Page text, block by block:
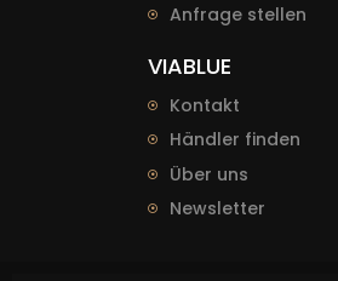
Anfrage stellen
VIABLUE
Kontakt
Händler finden
Über uns
Newsletter